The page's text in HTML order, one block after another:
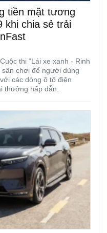
tiền mặt tương
khi chia sẻ trải
thi “Lái xe xanh - Rinh
sân chơi để người dùng
các dòng ô tô điện
thưởng hấp dẫn.